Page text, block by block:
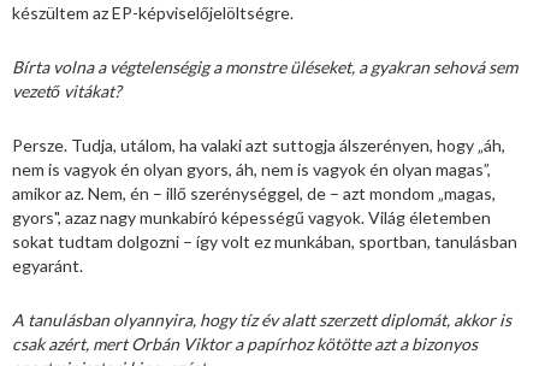
készültem az EP-képviselőjelöltségre.
Bírta volna a végtelenségig a monstre üléseket, a gyakran sehová sem
vezető vitákat?
Persze. Tudja, utálom, ha valaki azt suttogja álszerényen, hogy „áh,
nem is vagyok én olyan gyors, áh, nem is vagyok én olyan magas”,
amikor az. Nem, én – illő szerénységgel, de – azt mondom „magas,
gyors", azaz nagy munkabíró képességű vagyok. Világ életemben
sokat tudtam dolgozni – így volt ez munkában, sportban, tanulásban
egyaránt.
A tanulásban olyannyira, hogy tíz év alatt szerzett diplomát, akkor is
csak azért, mert Orbán Viktor a papírhoz kötötte azt a bizonyos